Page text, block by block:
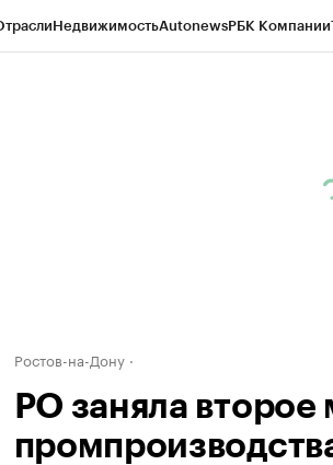
НедвижимостьAutonewsРБК Компании
Ростов-на-Дону
РО заняла